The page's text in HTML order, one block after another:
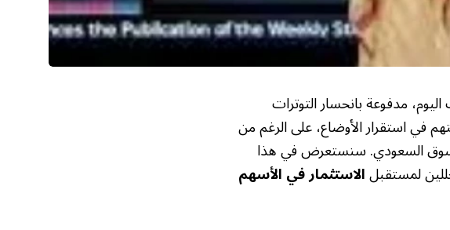
مدفوعة بانحسار التوترات
في استقرار الأوضاع، على الرغم من
السعودي. سنستعرض في هذا
لمستقبلالاستثمار في الأسهم